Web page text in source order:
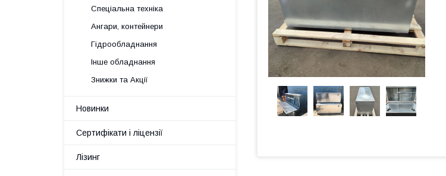
Спеціальна техніка
Ангари, контейнери
Гідрообладнання
Інше обладнання
Знижки та Акції
Новинки
Сертифікати і ліцензії
Лізинг